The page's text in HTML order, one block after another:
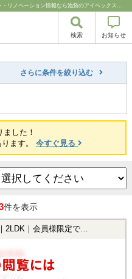
成増小学校｜豊島区・中野区・新宿区の中古マンション・リノベーション情報なら池袋のアイベックスホーム！
検索 お知らせ
さらに条件を絞り込む
ました！
ます。 今すぐ見る
件を表示
｜会員様限定で公開中！】